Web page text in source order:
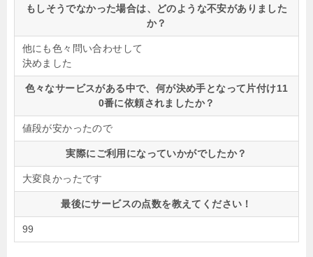
もしそうでなかった場合は、どのような不安がありました
か？
他にも色々問い合わせして
決めました
色々なサービスがある中で、何が決め手となって片付け11
0番に依頼されましたか？
値段が安かったので
実際にご利用になっていかがでしたか？
大変良かったです
最後にサービスの点数を教えてください！
99